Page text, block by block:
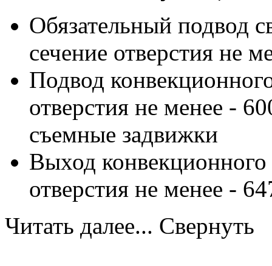
Обязательный подвод
сечение отверстия не
Подвод
отверстия не менее -
съемные задвижки
Выход конвекционного
отверстия не менее -
Читать далее... Свернуть